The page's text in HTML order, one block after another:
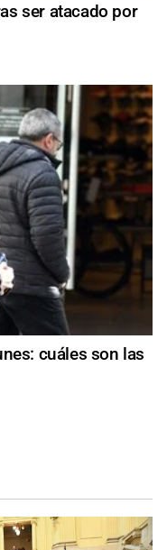
ser atacado por
cuáles son las